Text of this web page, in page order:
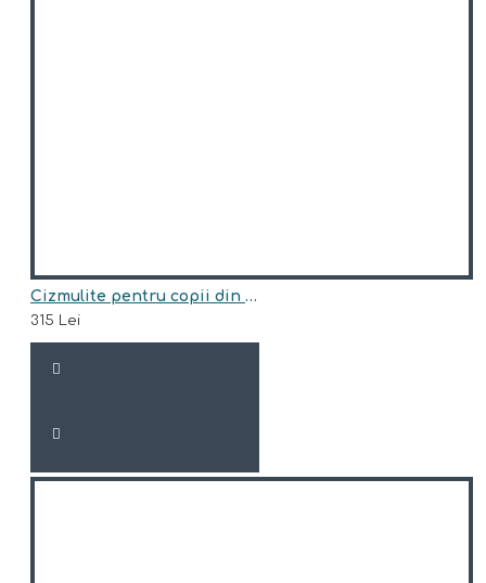
Cizmulite pentru copii din piele naturala,imblanite model OLAF
315 Lei